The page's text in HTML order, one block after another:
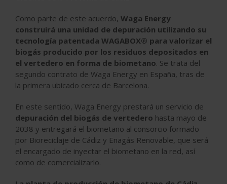
Como parte de este acuerdo, Waga Energy
construirá una unidad de depuración utilizando su
tecnología patentada WAGABOX® para valorizar el
biogás producido por los residuos depositados en
el vertedero en forma de biometano. Se trata del
segundo contrato de Waga Energy en España, tras de
la primera ubicado cerca de Barcelona.
En este sentido, Waga Energy prestará un servicio de
depuración del biogás de vertedero hasta mayo de
2038 y entregará el biometano al consorcio formado
por Bioreciclaje de Cádiz y Enagás Renovable, que será
el encargado de inyectar el biometano en la red, así
como de comercializarlo.